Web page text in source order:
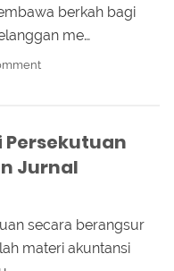
berkah bagi
me…
Persekutuan
Jurnal
secara berangsur
materi akuntansi